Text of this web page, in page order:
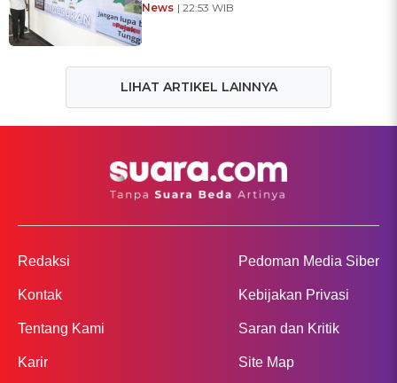
News | 22:53 WIB
LIHAT ARTIKEL LAINNYA
Redaksi
Kontak
Tentang Kami
Karir
Pedoman Media Siber
Kebijakan Privasi
Saran dan Kritik
Site Map